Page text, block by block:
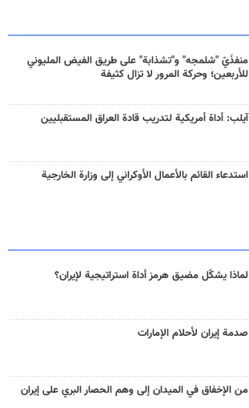
منفذَيّ "شلمجه" و"تشذابة" على طريق الفيض المليوني
للأربعين؛ وحركة المرور لا تزال كثيفة
آيلب: أداة أمريكية لتدريب قادة العراق المستقبليين
استدعاء القائم بالأعمال الأوكراني إلى وزارة الخارجية
لماذا يشكّل مضيق هرمز أداة استراتيجية لإيران؟
صدمة إيران لأحلام الإمارات
من الإخفاق في الميدان إلى وهم الحصار البري على إيران